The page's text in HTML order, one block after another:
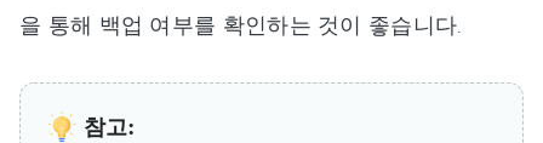
을 통해 백업 여부를 확인하는 것이 좋습니다.
참고: